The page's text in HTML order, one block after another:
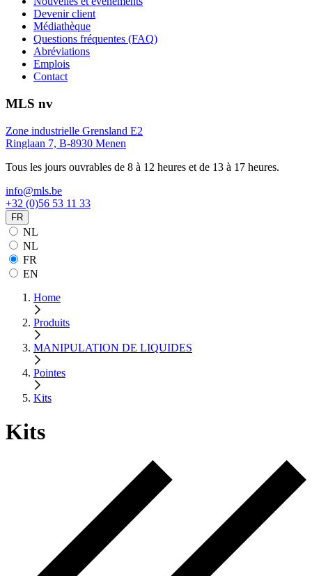
Devenir client
Médiathèque
Questions fréquentes (FAQ)
Abréviations
Emplois
Contact
MLS nv
Zone industrielle Grensland E2
Ringlaan 7, B-8930 Menen
Tous les jours ouvrables de 8 à 12 heures et de 13 à 17 heures.
info@mls.be
+32 (0)56 53 11 33
FR
NL
NL
FR
EN
Home
Produits
MANIPULATION DE LIQUIDES
Pointes
Kits
Kits